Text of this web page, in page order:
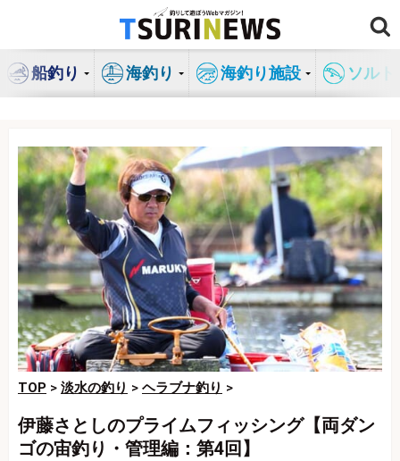
ン
船釣り 海釣り 海釣り施設 ソル
TOP > 淡水の釣り > ヘラブナ釣り >
伊藤さとしのプライムフィッシング【両ダン
ゴの宙釣り・管理編：第4回】